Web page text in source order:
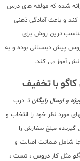
شده که مولفه های درس
کند و باعث آمادگی ذهنی
ترین روش برای
پیش دبستانی بوده و به
آموز می کند.
با تخفیف
و ارسال رایگان تا درب
مورد نظر خود را انتخاب و
مبلغ سفارش را
شامل ضمانت اصالت و
مثل کار دروس ، تست ،